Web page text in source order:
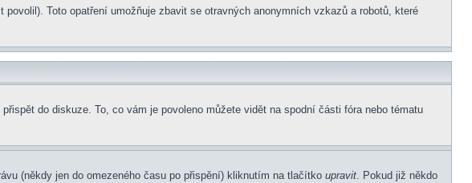
Toto opatření umožňuje zbavit se otravných anonymních vzkazů a robotů, které
do diskuze. To, co vám je povoleno můžete vidět na spodní části fóra nebo tématu
(někdy jen do omezeného času po přispění) kliknutím na tlačítko upravit. Pokud již někdo